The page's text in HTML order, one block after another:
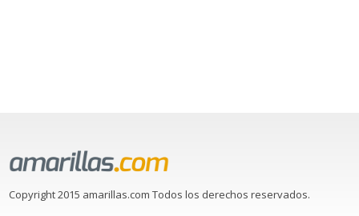
Copyright 2015 amarillas.com Todos los derechos reservados.